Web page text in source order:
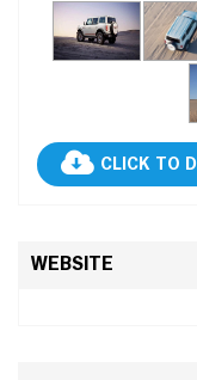
CLICK TO
WEBSITE